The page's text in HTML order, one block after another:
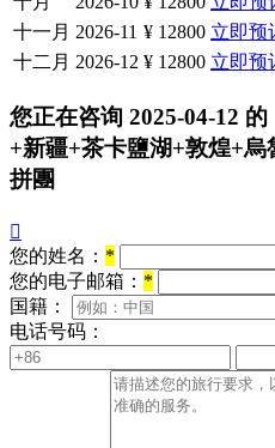
十一月 2026-11 ¥ 12800 立即预
十二月 2026-12 ¥ 12800 立即预
您正在咨询 2025-04-12 的
+新疆+茶卡鹽湖+敦煌+
拼團

您的姓名： *
您的电子邮箱： *
国籍：
电话号码：